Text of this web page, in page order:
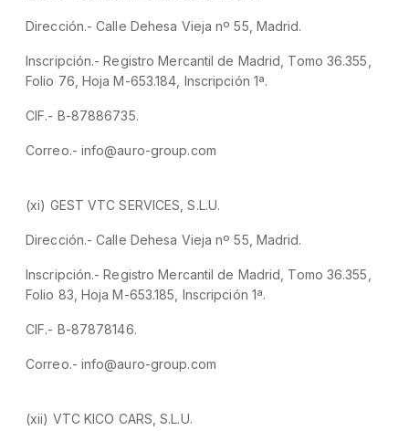
Dirección.- Calle Dehesa Vieja nº 55, Madrid.
Inscripción.- Registro Mercantil de Madrid, Tomo 36.355,
Folio 76, Hoja M-653.184, Inscripción 1ª.
CIF.- B-87886735.
Correo.- info@auro-group.com
(xi) GEST VTC SERVICES, S.L.U.
Dirección.- Calle Dehesa Vieja nº 55, Madrid.
Inscripción.- Registro Mercantil de Madrid, Tomo 36.355,
Folio 83, Hoja M-653.185, Inscripción 1ª.
CIF.- B-87878146.
Correo.- info@auro-group.com
(xii) VTC KICO CARS, S.L.U.